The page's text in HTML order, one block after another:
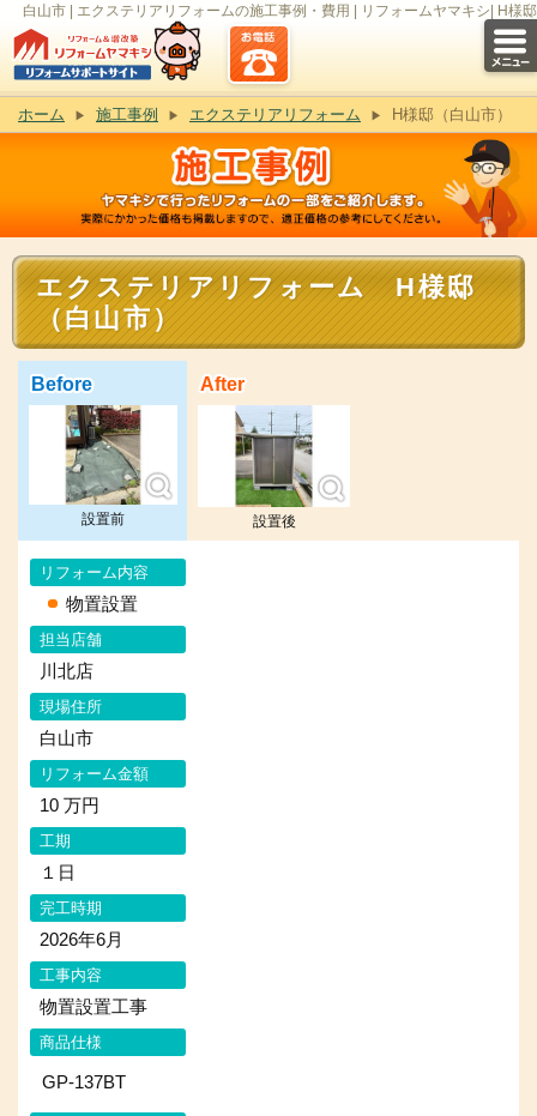
白山市 | エクステリアリフォームの施工事例・費用 | リフォームヤマキシ| H様邸
ホーム 施工事例 エクステリアリフォーム H様邸（白山市）
エクステリアリフォーム H様邸
（白山市）
Before
設置前
After
設置後
リフォーム内容
物置設置
担当店舗
川北店
現場住所
白山市
リフォーム金額
10 万円
工期
１日
完工時期
2026年6月
工事内容
物置設置工事
商品仕様
GP-137BT